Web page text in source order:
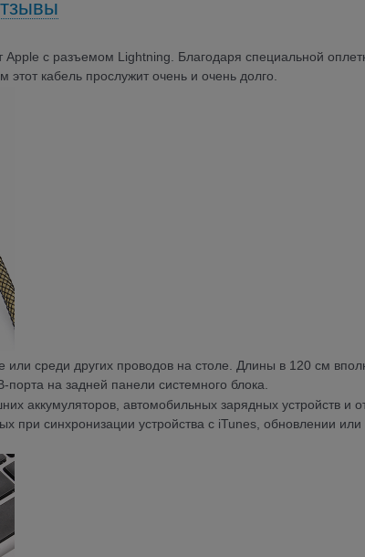
с разъемом Lightning. Благодаря специальной
кабель прослужит очень и очень долго.
или среди других проводов на столе. Длины в 120 см
порта на задней панели системного блока.
аккумуляторов, автомобильных зарядных устройств и
при синхронизации устройства с iTunes, обновлении или